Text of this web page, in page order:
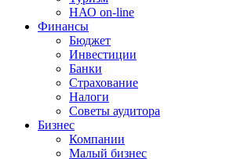
НАО on-line
Финансы
Бюджет
Инвестиции
Банки
Страхование
Налоги
Советы аудитора
Бизнес
Компании
Малый бизнес